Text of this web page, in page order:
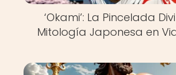
‘Okami’: La Pincelada
Mitología Japonesa en